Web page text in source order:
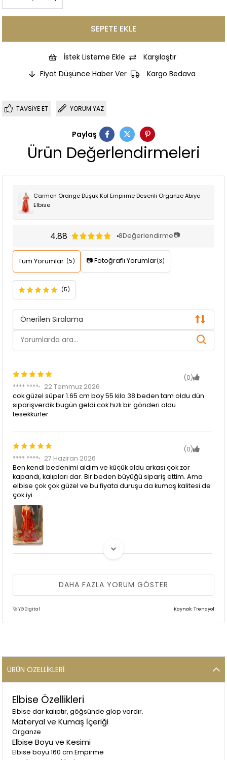
İstek Listeme Ekle
Karşılaştır
Fiyat Düşünce Haber Ver
Kargo Bedava
TAVSIYE ET YORUM YAZ
Paylaş
Ürün Değerlendirmeleri
Carmen Orange Düşük Kol Empirme Desenli Organze Abiye
Elbise
4.88 8Değerlendirme📷
Tüm Yorumlar (5) 📷 Fotoğraflı Yorumlar(3)
(5)
Önerilen Sıralama
(0)
**** ****
22 Temmuz 2026
cok güzel süper 1.65 cm boy 55 kilo 38 beden tam oldu dün
siparişverdik bugün geldi cok hızlı bir gönderi oldu
tesekkürler
(0)
**** ****
27 Haziran 2026
Ben kendi bedenimi aldım ve küçük oldu arkası çok zor
kapandı, kalıpları dar. Bir beden büyüğü sipariş ettim. Ama
elbise çok çok güzel ve bu fiyata duruşu da kumaş kalitesi de
çok iyi.
Çok güzel bir elbise. Kardeşimin düğünü için aldım. Sırt kısmı
dar geldiği için bağlamalı olarak tadilat yaptırdım. Boyunu
midi olarak kestirdim. Kendi bedeninizi alabilirsiniz. Vücut
ARZU U.
17 Haziran 2025
Elbisenin kumaşına rengine bayıldım verilen fiyatı hak ediyor
ürün fotoğrafta görünenden çok daha güzel ☺️
DAHA FAZLA YORUM GÖSTER
🚀 YGDigital Kaynak: Trendyol
ÜRÜN ÖZELLIKLERI
Elbise Özellikleri
Elbise dar kalıptır, göğsünde glop vardır.
Materyal ve Kumaş İçeriği
Organze
Elbise Boyu ve Kesimi
Elbise boyu 160 cm Empirme